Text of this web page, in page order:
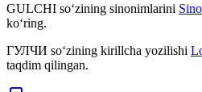
GULCHI so‘zining sinonimlarini
ko‘ring.
ГУЛЧИ so‘zining kirillcha yozilishi
taqdim qilingan.